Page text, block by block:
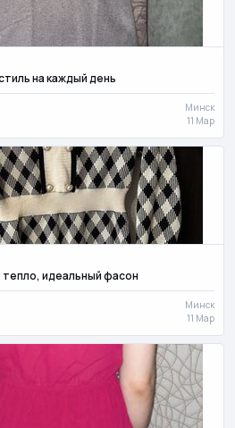
на каждый день
Минск
11 Мар
идеальный фасон
Минск
11 Мар